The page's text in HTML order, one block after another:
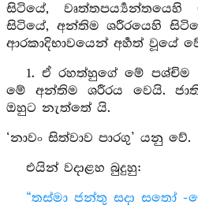
සිටියේ,
සිටියේ, අන්තිම ශරීරයෙහි
ආරකාදිභාවයෙන් අර්‍හත් වූයේ
1. ඒ රහත්හුගේ මේ
මේ අන්තිම ශරීරය වෙයි.
ඔහුට නැත්තේ යි.
‘නාවං සිත්වාව පාරගු’ යනු වේ.
එයින් වදාළහ බුදුහු:
“තස්මා ජන්තු සදා සතෝ -